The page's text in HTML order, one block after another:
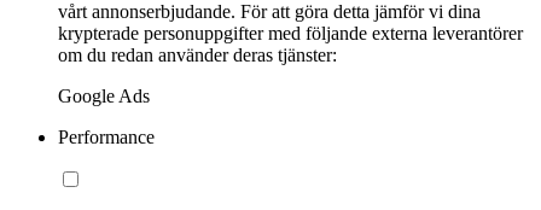
vårt annonserbjudande. För att göra detta jämför vi dina
krypterade personuppgifter med följande externa leverantörer
om du redan använder deras tjänster:
Google Ads
Performance